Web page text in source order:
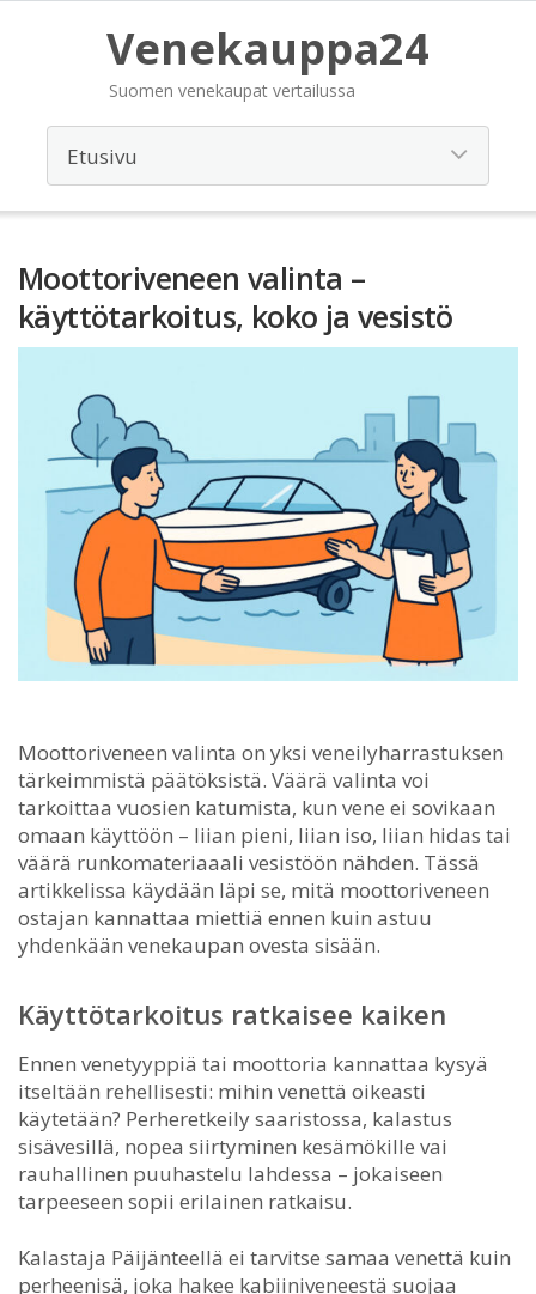
Venekauppa24
Suomen venekaupat vertailussa
Moottoriveneen valinta –
käyttötarkoitus, koko ja vesistö
Moottoriveneen valinta on yksi veneilyharrastuksen
tärkeimmistä päätöksistä. Väärä valinta voi
tarkoittaa vuosien katumista, kun vene ei sovikaan
omaan käyttöön – liian pieni, liian iso, liian hidas tai
väärä runkomateriaaali vesistöön nähden. Tässä
artikkelissa käydään läpi se, mitä moottoriveneen
ostajan kannattaa miettiä ennen kuin astuu
yhdenkään venekaupan ovesta sisään.
Käyttötarkoitus ratkaisee kaiken
Ennen venetyyppiä tai moottoria kannattaa kysyä
itseltään rehellisesti: mihin venettä oikeasti
käytetään? Perheretkeily saaristossa, kalastus
sisävesillä, nopea siirtyminen kesämökille vai
rauhallinen puuhastelu lahdessa – jokaiseen
tarpeeseen sopii erilainen ratkaisu.
Kalastaja Päijänteellä ei tarvitse samaa venettä kuin
perheenisä, joka hakee kabiiniveneestä suojaa